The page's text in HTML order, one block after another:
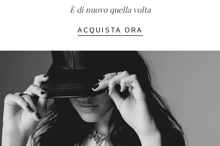
È di nuovo quella volta
ACQUISTA ORA